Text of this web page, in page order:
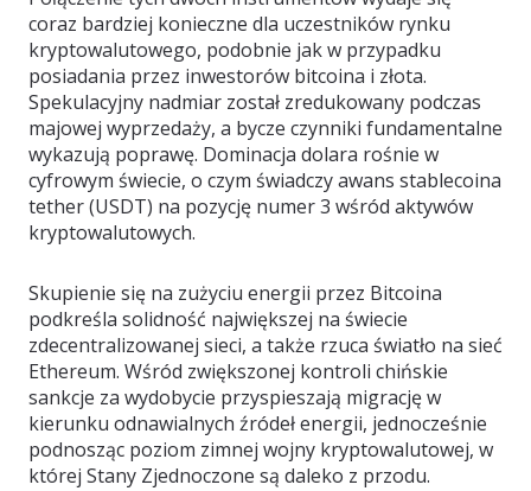
coraz bardziej konieczne dla uczestników rynku
kryptowalutowego, podobnie jak w przypadku
posiadania przez inwestorów bitcoina i złota.
Spekulacyjny nadmiar został zredukowany podczas
majowej wyprzedaży, a bycze czynniki fundamentalne
wykazują poprawę. Dominacja dolara rośnie w
cyfrowym świecie, o czym świadczy awans stablecoina
tether (USDT) na pozycję numer 3 wśród aktywów
kryptowalutowych.
Skupienie się na zużyciu energii przez Bitcoina
podkreśla solidność największej na świecie
zdecentralizowanej sieci, a także rzuca światło na sieć
Ethereum. Wśród zwiększonej kontroli chińskie
sankcje za wydobycie przyspieszają migrację w
kierunku odnawialnych źródeł energii, jednocześnie
podnosząc poziom zimnej wojny kryptowalutowej, w
której Stany Zjednoczone są daleko z przodu.